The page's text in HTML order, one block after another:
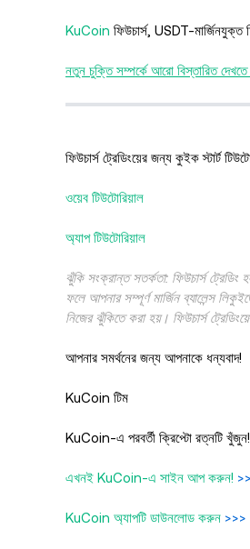
KuCoin ফিউচার্স, USDT-মার্জিনযুক্ত
নতুন চুক্তি সম্পর্কে আরো বিস্তারিত
ফিউচার্স ট্রেডিংয়ের জন্য কুইক স্টার্ট
ওয়েব টিউটোরিয়াল
অ্যাপ টিউটোরিয়াল
ঝুঁকি সংক্রান্ত সতর্কতা: ফিউচার্স ট্রেডিং
ফলে আপনার সম্পূর্ণ মার্জিন ব্যালেন্স
নিজের ঝুঁকিতে করা হয়। ফিউচার্স
আপনার সমর্থনের জন্য আপনাকে ধন্যবাদ!
KuCoin টিম
KuCoin-এ পরবর্তী ক্রিপ্টো রত্নটি খুঁজুন!
এখনই KuCoin-এ সাইন আপ করুন!
KuCoin অ্যাপটি ডাউনলোড করুন >>>